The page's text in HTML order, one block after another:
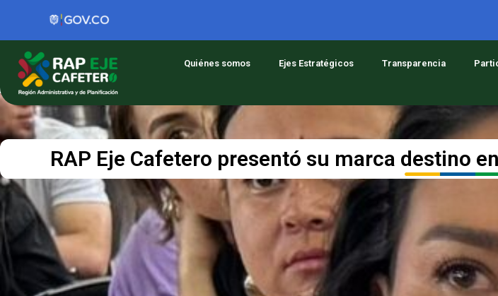
Quiénes somos Ejes Estratégicos Transparencia
RAP Eje Cafetero presentó su marca destino